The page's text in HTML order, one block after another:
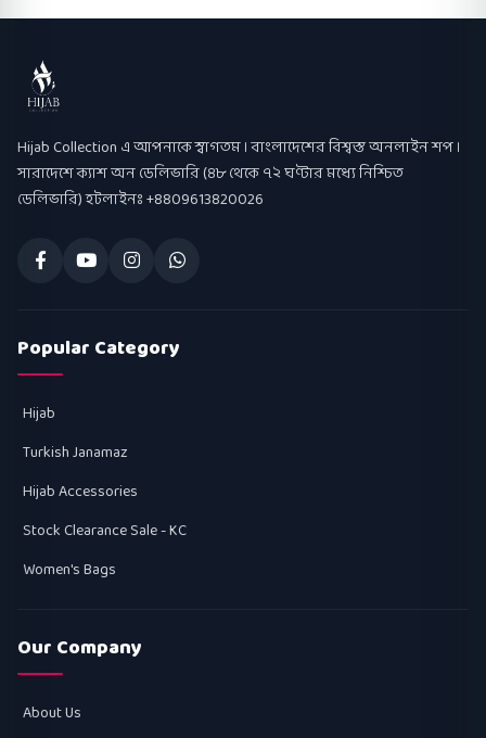
Hijab Collection
Hijab Collection এ আপনাকে স্বাগতম । বাংলাদেশের বিশ্বস্ত অনলাইন শপ ।
সারাদেশে ক্যাশ অন ডেলিভারি (৪৮ থেকে ৭২ ঘণ্টার মধ্যে নিশ্চিত
ডেলিভারি) হটলাইনঃ +8809613820026
Popular Category
Hijab
Turkish Janamaz
Hijab Accessories
Stock Clearance Sale - KC
Women's Bags
Our Company
About Us